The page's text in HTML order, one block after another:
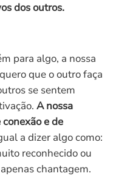
dos outros.
para algo, a nossa
que o outro faça
se sentem
A nossa
conexão e de
a dizer algo como:
reconhecido ou
chantagem.